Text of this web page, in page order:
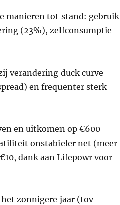
manieren tot stand: gebruik
(23%), zelfconsumptie
verandering duck curve
en frequenter sterk
en uitkomen op €600
onstabieler net (meer
dank aan Lifepowr voor
zonnigere jaar (tov